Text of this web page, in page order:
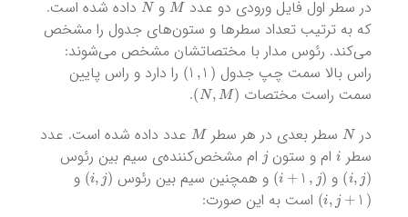
در سطر اول فایل ورودی دو عدد و
داده شده است.
که به ترتیب تعداد سطرها و ستون‌های جدول را مشخص
می‌کند. رئوس مدار با مختصاتشان مشخص می‌شوند:
راس بالا سمت چپ جدول (
1,1
) را دارد و راس پایین
سمت راست مختصات
(
N,M
)
.
در N سطر بعدی در هر سطرM عدد داده شده است. عدد
سطر iام و ستونj ام مشخص‌کننده‌ی سیم بین رئوس (
i,j
) و (
i+1,j
) و همچنین سیم بین رئوس (
i,
)و (
i,+1
) است به این صورت: